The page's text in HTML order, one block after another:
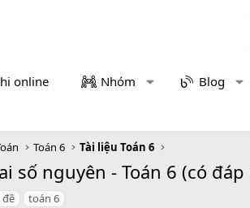
online Nhóm Blog
Toán 6 Tài liệu Toán 6
số nguyên - Toán 6 (có đáp
đề toán 6